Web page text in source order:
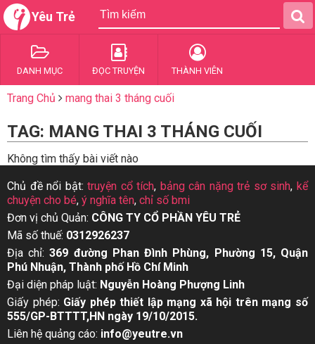
Yêu Trẻ
DANH MỤC ĐỌC TRUYỆN THÀNH VIÊN
Trang Chủ mang thai 3 tháng cuối
TAG: MANG THAI 3 THÁNG CUỐI
Không tìm thấy bài viết nào
Chủ đề nổi bật:truyện cổ tích, bảng cân nặng trẻ sơ sinh,kể
chuyện cho bé, ý nghĩa tên, chỉ số bmi
Đơn vị chủ Quản: CÔNG TY CỔ PHẦN YÊU TRẺ
Mã số thuế: 0312926237
Địa chỉ:369 đường Phan Đình Phùng, Phường 15, Quận
Phú Nhuận, Thành phố Hồ Chí Minh
Đại diện pháp luật: Nguyễn Hoàng Phượng Linh
Giấy phép: Giấy phép thiết lập mạng xã hội trên mạng số
555/GP-BTTTT,HN ngày 19/10/2015.
Liên hệ quảng cáo: info@yeutre.vn